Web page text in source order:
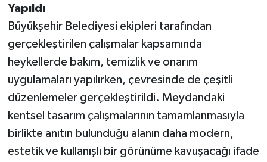
Yapıldı
Büyükşehir Belediyesi ekipleri tarafından
gerçekleştirilen çalışmalar kapsamında
heykellerde bakım, temizlik ve onarım
uygulamaları yapılırken, çevresinde de çeşitli
düzenlemeler gerçekleştirildi. Meydandaki
kentsel tasarım çalışmalarının tamamlanmasıyla
birlikte anıtın bulunduğu alanın daha modern,
estetik ve kullanışlı bir görünüme kavuşacağı ifade